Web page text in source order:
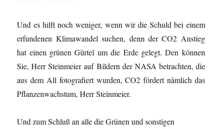
Und es hilft noch weniger, wenn wir die Schuld bei einem
erfundenen Klimawandel suchen, denn der CO2 Anstieg
hat einen grünen Gürtel um die Erde gelegt. Den können
Sie, Herr Steinmeier auf Bildern der NASA betrachten, die
aus dem All fotografiert wurden, CO2 fördert nämlich das
Pflanzenwachstum, Herr Steinmeier.
Und zum Schluß an alle die Grünen und sonstigen